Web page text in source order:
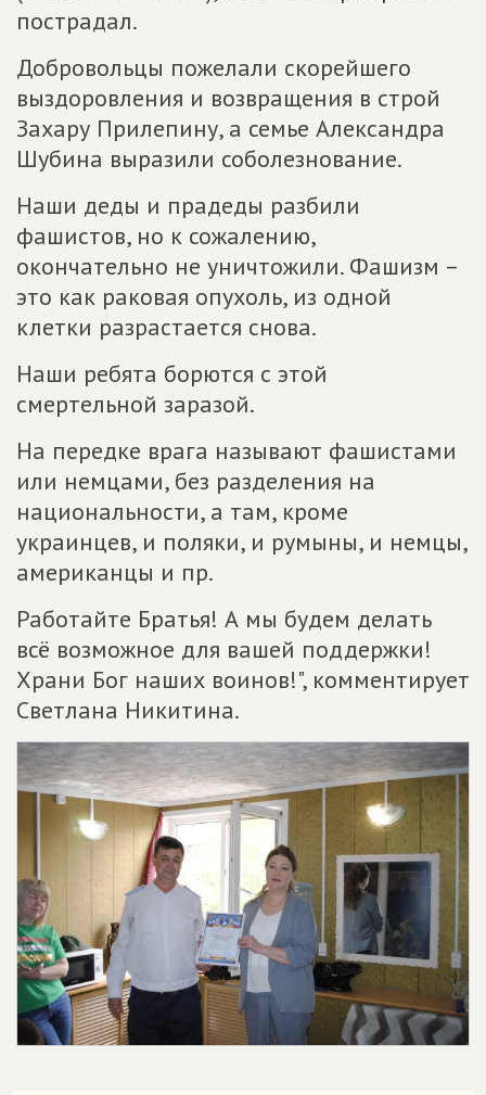
пострадал.
Добровольцы пожелали скорейшего
выздоровления и возвращения в строй
Захару Прилепину, а семье Александра
Шубина выразили соболезнование.
Наши деды и прадеды разбили
фашистов, но к сожалению,
окончательно не уничтожили. Фашизм –
это как раковая опухоль, из одной
клетки разрастается снова.
Наши ребята борются с этой
смертельной заразой.
На передке врага называют фашистами
или немцами, без разделения на
национальности, а там, кроме
украинцев, и поляки, и румыны, и немцы,
американцы и пр.
Работайте Братья! А мы будем делать
всё возможное для вашей поддержки!
Храни Бог наших воинов!", комментирует
Светлана Никитина.